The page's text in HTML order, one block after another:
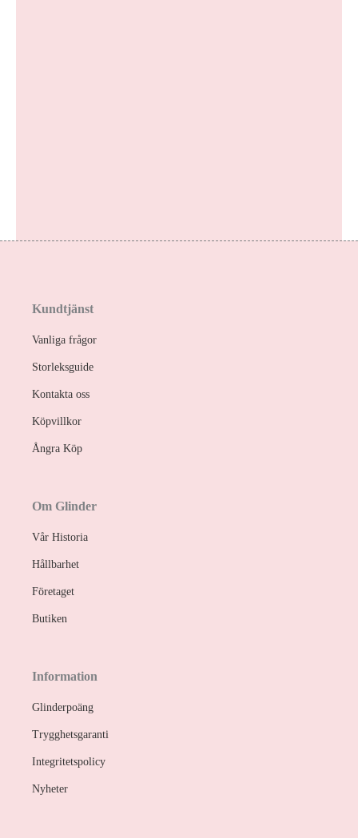
Kundtjänst
Vanliga frågor
Storleksguide
Kontakta oss
Köpvillkor
Ångra Köp
Om Glinder
Vår Historia
Hållbarhet
Företaget
Butiken
Information
Glinderpoäng
Trygghetsgaranti
Integritetspolicy
Nyheter